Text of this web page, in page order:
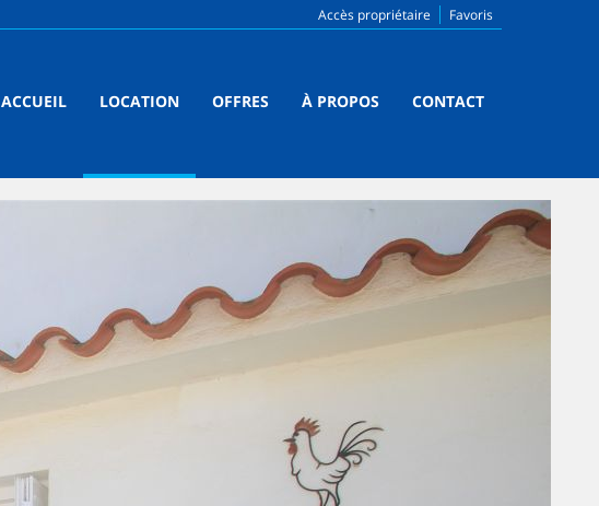
Favoris
Accès propriétaire
ACCUEIL LOCATION OFFRES À PROPOS CONTACT